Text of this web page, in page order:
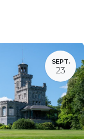
SEPT.
23